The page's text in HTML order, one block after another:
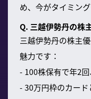
め、今がタイミング
Q. 三越伊勢丹の株
三越伊勢丹の株主
魅力です：
- 100株保有で年2
- 30万円枠のカー